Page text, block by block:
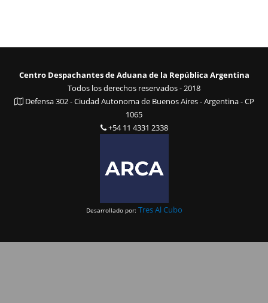
Centro Despachantes de Aduana de la República Argentina
Todos los derechos reservados - 2018
Defensa 302 - Ciudad Autonoma de Buenos Aires - Argentina - CP
1065
+54 11 4331 2338
Desarrollado por: Tres Al Cubo